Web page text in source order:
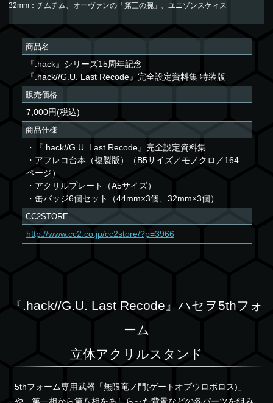
32mm：チムチム、オーヴァンの「第三の腕」、ユニゾンスケィス
商品名
『.hack』シリーズ15周年記念
『.hack//G.U. Last Recode』完全設定資料集 特装版
販売価格
7,000円(税込)
商品仕様
・『.hack//G.U. Last Recode』完全設定資料集
・アフレコ台本（複製版）（B5サイズ／モノクロ／164
ページ）
・アクリルプレート（A5サイズ）
・缶バッジ6個セット（44mm×3個、32mm×3個）
CC2STORE
http://www.cc2.co.jp/cc2store/?p=3966
『.hack//G.U. Last Recode』ハセヲ5thフォ
ーム
立体アクリルスタンド
5thフォーム専用武器「無限竜ノ門(ゲートオブウロボロス)」